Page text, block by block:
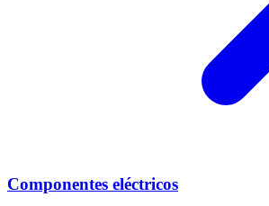
Componentes eléctricos